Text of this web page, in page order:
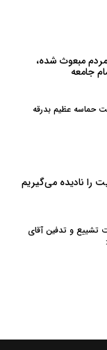
مبعوث شده،
جامعه
حماسه عظیم بدرقه
را نادیده می‌گیریم
تشییع و تدفین آقای